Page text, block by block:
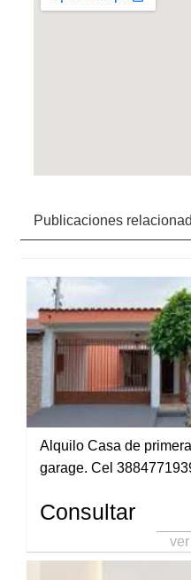
Publicaciones
Alquilo Casa de
garage. Cel
Consultar